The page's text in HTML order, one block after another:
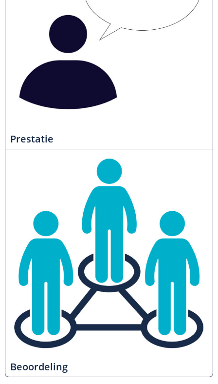
Prestatie
Beoordeling